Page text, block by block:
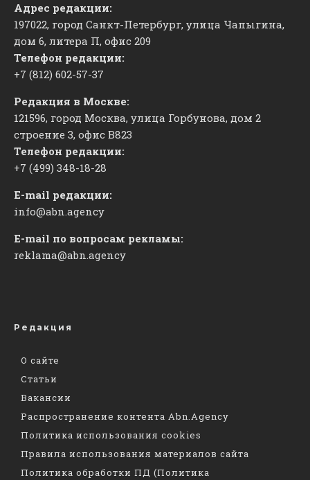
Адрес редакции:
197022, город Санкт-Петербург, улица Чапыгина,
дом 6, литера П, офис 209
Телефон редакции:
+7 (812) 602-57-37
Редакция в Москве:
121596, город Москва, улица Горбунова, дом 2
строение 3, офис ​В823
Телефон редакции:
+7 (499) 348-18-28
E-mail редакции:
info@abn.agency
E-mail по вопросам рекламы:
reklama@abn.agency
Редакция
О сайте
Статьи
Вакансии
Распространение контента Abn.Agency
Политика использования cookies
Правила использования материалов сайта
Политика обработки ПД (Политика